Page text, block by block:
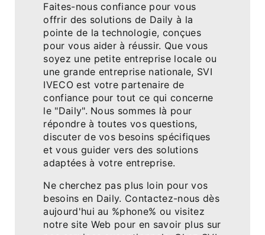
Faites-nous confiance pour vous
offrir des solutions de Daily à la
pointe de la technologie, conçues
pour vous aider à réussir. Que vous
soyez une petite entreprise locale ou
une grande entreprise nationale, SVI
IVECO est votre partenaire de
confiance pour tout ce qui concerne
le "Daily". Nous sommes là pour
répondre à toutes vos questions,
discuter de vos besoins spécifiques
et vous guider vers des solutions
adaptées à votre entreprise.
Ne cherchez pas plus loin pour vos
besoins en Daily. Contactez-nous dès
aujourd'hui au %phone% ou visitez
notre site Web pour en savoir plus sur